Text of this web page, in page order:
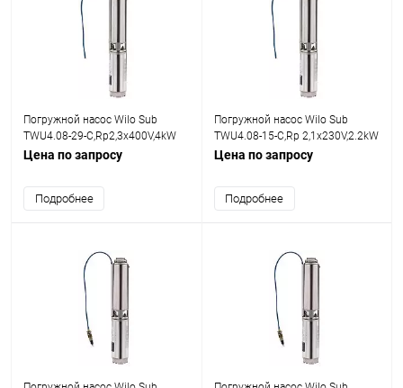
Погружной насос Wilo Sub
TWU4.08-29-C,Rp2,3x400V,4kW
Цена по запросу
Подробнее
Погружной насос Wilo Sub
TWU4.08-15-C,Rp 2,1x230V,2.2kW
Цена по запросу
Подробнее